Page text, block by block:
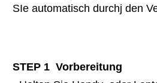
SIe automatisch durchj den
STEP 1 Vorbereitung